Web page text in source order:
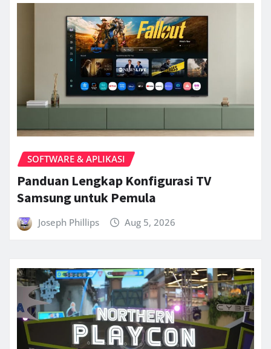
SOFTWARE & APLIKASI
Panduan Lengkap Konfigurasi TV
Samsung untuk Pemula
Joseph Phillips Aug 5, 2026